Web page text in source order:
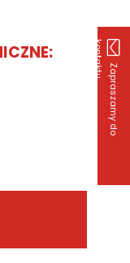
Z
a
p
r
a
s
z
a
m
y
d
o
k
o
n
t
a
k
t
u